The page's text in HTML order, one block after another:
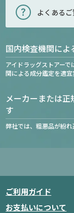
よくある
国内検査機関に
アイドラッグストアー
関による成分鑑定を適宜
メーカーまたは
す
弊社では、粗悪品が紛れ
ご利用ガイド
お支払いについて